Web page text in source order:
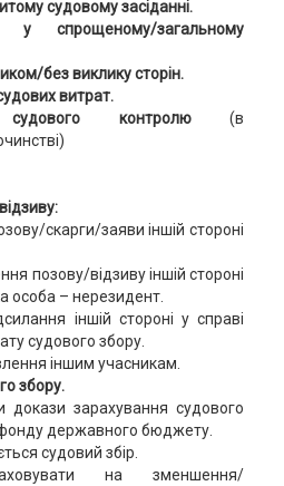
судовому засіданні.
у спрощеному/загальному
без виклику сторін.
витрат.
судового контролю(в
скарги/заяви іншій стороні
позову/відзиву іншій стороні
особа – нерезидент.
іншій стороні у справі
судового збору.
іншим учасникам.
збору.
докази зарахування судового
державного бюджету.
судовий збір.
на зменшення/